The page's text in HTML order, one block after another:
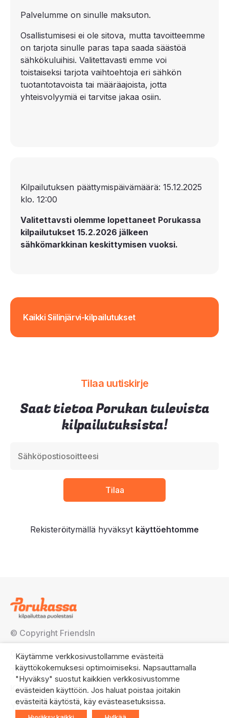
Kilpailutuksen päättymispäivämäärä: 15.12.2025
klo. 12:00
Valitettavsti olemme lopettaneet Porukassa
kilpailutukset 15.2.2026 jälkeen
sähkömarkkinan keskittymisen vuoksi.
Palvelumme on sinulle maksuton.
Osallistumisesi ei ole sitova, mutta tavoitteemme
on tarjota sinulle paras tapa saada säästöä
sähkökuluihisi. Valitettavasti emme voi
toistaiseksi tarjota vaihtoehtoja eri sähkön
tuotantotavoista tai määräajoista, jotta
yhteisvolyymiä ei tarvitse jakaa osiin.
Kaikki Siilinjärvi-kilpailutukset
Tilaa uutiskirje
Saat tietoa Porukan tulevista
kilpailutuksista!
Rekisteröitymällä hyväksyt käyttöehtomme
© Copyright FriendsIn
Ohjeet ja tuki
Tietosuojaseloste
Käyttöehdot
Yhteystiedot
Käytämme verkkosivustollamme evästeitä
käyttökokemuksesi optimoimiseksi. Napsauttamalla
"Hyväksy" suostut kaikkien verkkosivustomme
evästeiden käyttöön. Jos haluat poistaa joitakin
evästeitä käytöstä, käy evästeasetuksissa.